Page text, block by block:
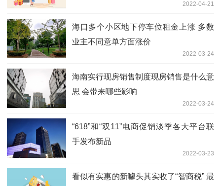
2022-04-21
海口多个小区地下停车位租金上涨 多数
业主不同意单方面涨价
2022-03-24
海南实行现房销售制度现房销售是什么意
思 会带来哪些影响
2022-03-24
“618”和“双11”电商促销淡季各大平台联
手发布新品
2022-03-23
看似有实惠的新噱头其实收了“智商税” 最